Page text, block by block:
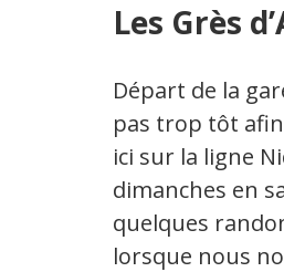
Les Grès
Départ de la
pas trop tôt
ici sur la ligne
dimanches en
quelques
lorsque nous